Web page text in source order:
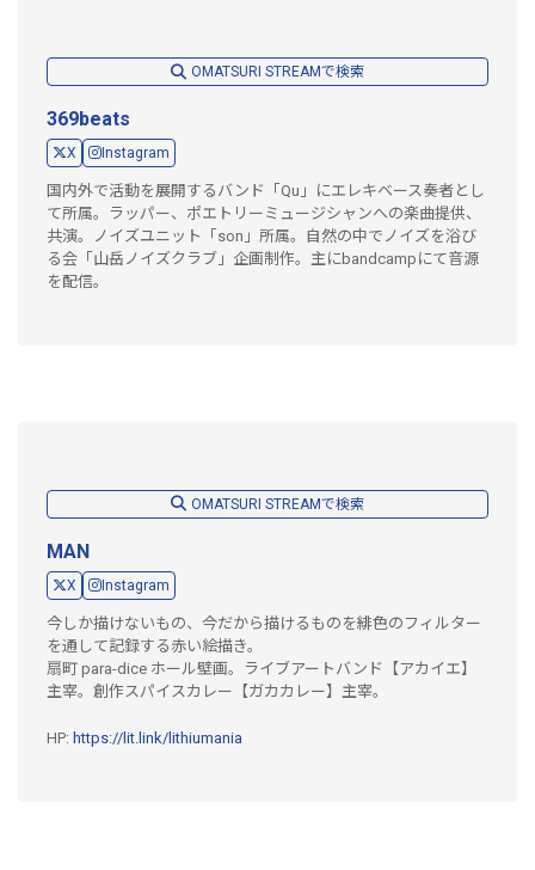
OMATSURI STREAMで検索
369beats
X Instagram
国内外で活動を展開するバンド「Qu」にエレキベース奏者とし
て所属。ラッパー、ポエトリーミュージシャンへの楽曲提供、
共演。ノイズユニット「son」所属。自然の中でノイズを浴び
る会「山岳ノイズクラブ」企画制作。主にbandcampにて音源
を配信。
OMATSURI STREAMで検索
MAN
X Instagram
今しか描けないもの、今だから描けるものを緋色のフィルター
を通して記録する赤い絵描き。
扇町 para-dice ホール壁画。ライブアートバンド【アカイエ】
主宰。創作スパイスカレー【ガカカレー】主宰。
HP: https://lit.link/lithiumania